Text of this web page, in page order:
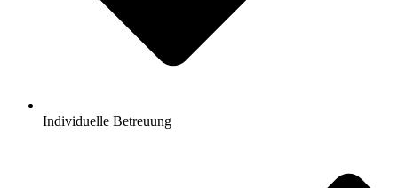
Individuelle Betreuung